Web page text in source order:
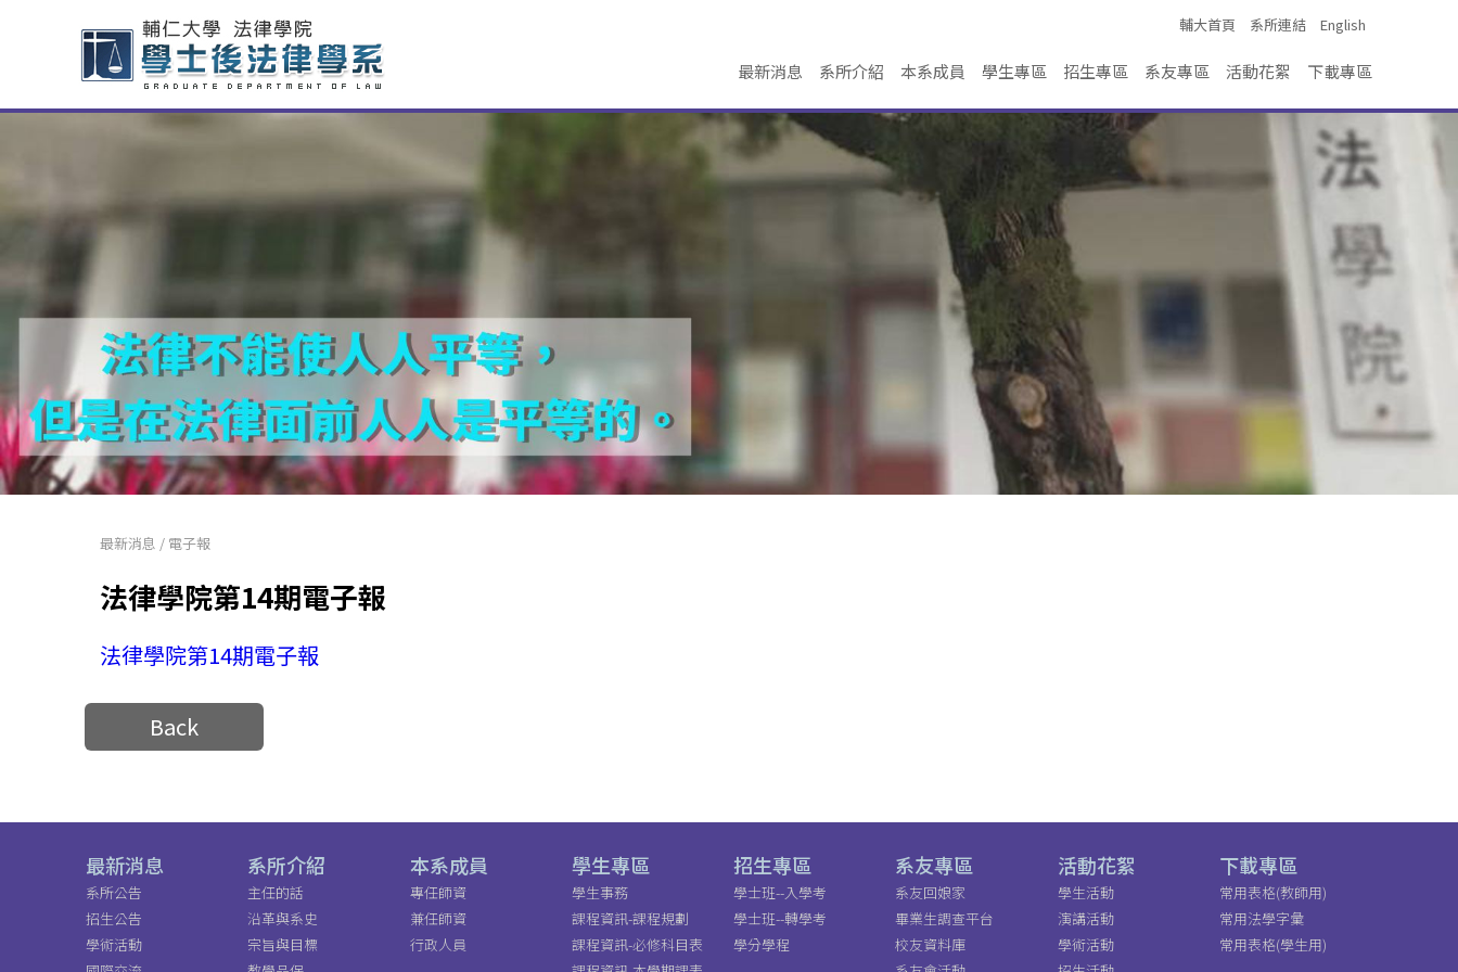
輔大首頁 系所連結 English
最新消息 系所介紹 本系成員 學生專區 招生專區 系友專區 活動花絮 下載專區
最新消息 / 電子報
法律學院第14期電子報
法律學院第14期電子報
Back
最新消息
系所公告
招生公告
學術活動
系所介紹
主任的話
沿革與系史
宗旨與目標
本系成員
專任師資
兼任師資
行政人員
學生專區
學生事務
課程資訊-課程規劃
課程資訊-必修科目表
招生專區
學士班--入學考
學士班--轉學考
學分學程
系友專區
系友回娘家
畢業生調查平台
校友資料庫
活動花絮
學生活動
演講活動
學術活動
下載專區
常用表格(教師用)
常用法學字彙
常用表格(學生用)